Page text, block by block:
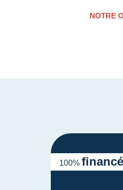
NOTRE
100% financé